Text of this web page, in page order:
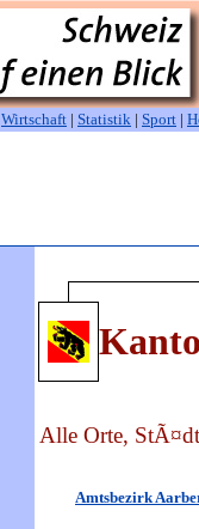
Wirtschaft | Statistik | Sport |
Alle Orte,
Amtsbezirk